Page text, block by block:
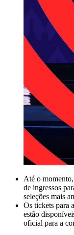
Até o
de ingressos
seleções mais
Os tickets para
estão
oficial para a